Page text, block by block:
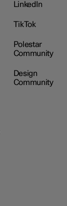
LinkedIn
TikTok
Polestar
Community
Design
Community